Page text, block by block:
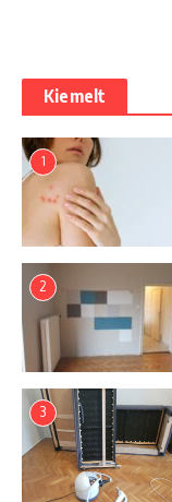
Kiemelt
1
2
3